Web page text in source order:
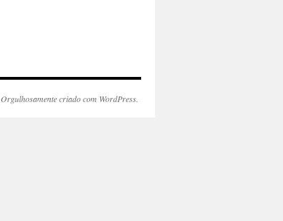
Orgulhosamente criado com WordPress.